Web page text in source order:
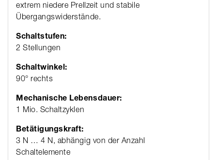
extrem niedere Prellzeit und stabile
Übergangswiderstände.
Schaltstufen:
2 Stellungen
Schaltwinkel:
90° rechts
Mechanische Lebensdauer:
1 Mio. Schaltzyklen
Betätigungskraft:
3 N … 4 N, abhängig von der Anzahl
Schaltelemente